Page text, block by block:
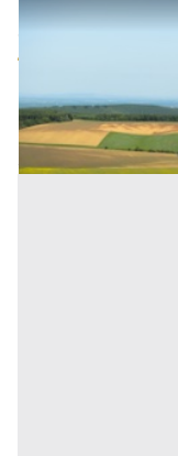
Terreni all'asta a
45.000 €
Codice asta:
Asta chiusa